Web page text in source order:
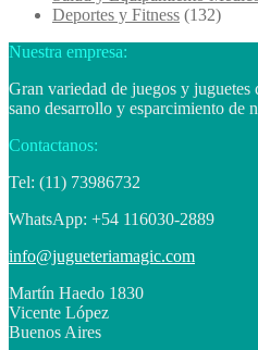
Deportes y Fitness (132)
Nuestra empresa:
Gran variedad de juegos y juguetes
sano desarrollo y esparcimiento de
Contactanos:
Tel: (11) 73986732
WhatsApp: +54 116030-2889
info@jugueteriamagic.com
Martín Haedo 1830
Vicente López
Buenos Aires